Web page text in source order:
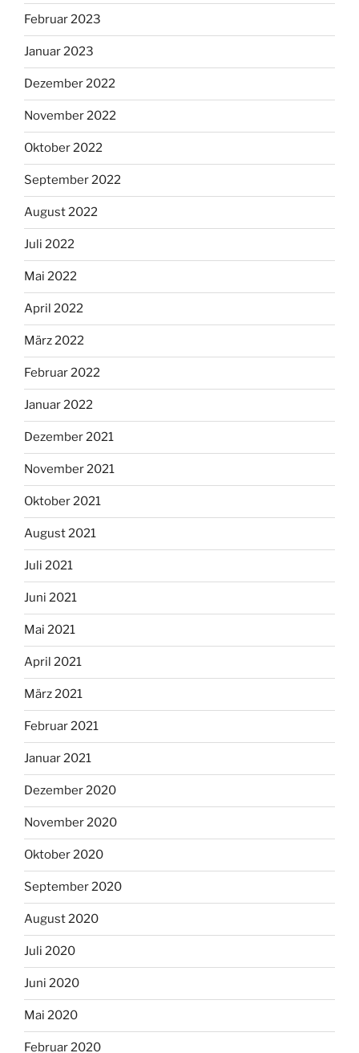
Februar 2023
Januar 2023
Dezember 2022
November 2022
Oktober 2022
September 2022
August 2022
Juli 2022
Mai 2022
April 2022
März 2022
Februar 2022
Januar 2022
Dezember 2021
November 2021
Oktober 2021
August 2021
Juli 2021
Juni 2021
Mai 2021
April 2021
März 2021
Februar 2021
Januar 2021
Dezember 2020
November 2020
Oktober 2020
September 2020
August 2020
Juli 2020
Juni 2020
Mai 2020
Februar 2020